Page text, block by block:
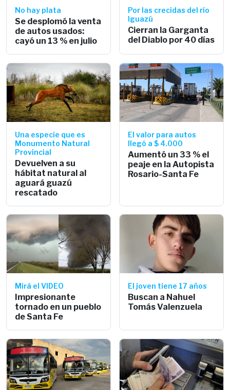
No hay plata
Se desplomó la venta
de autos usados:
cayó un 13 % en julio
Por las crecidas del río
Iguazú
Cierran la Garganta
del Diablo por 40 días
Una especie que es
Monumento Natural
Provincial
Devuelven a su
hábitat natural al
aguará guazú
rescatado
El valor para autos
llegó a $ 4.000
Aumentó un 33 % el
peaje en la Autopista
Rosario-Santa Fe
Mirá el VIDEO
Impresionante
tornado en un pueblo
de Santa Fe
El joven tiene 17 años
Buscan a Nahuel
Tomás Valenzuela